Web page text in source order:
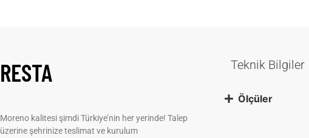
RESTA
Moreno kalitesi şimdi Türkiye’nin her yerinde! Talep
üzerine şehrinize teslimat ve kurulum
Teknik Bilgiler
Ölçüler